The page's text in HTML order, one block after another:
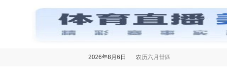
2026年8月6日 农历六月廿四